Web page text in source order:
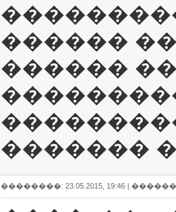
������
������
�������
��������: 23.05.2015, 19:46 |